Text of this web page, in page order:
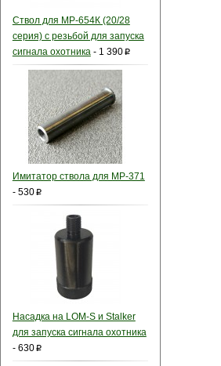
Ствол для МР-654К (20/28
серия) с резьбой для запуска
сигнала охотника- 1 390p
Имитатор ствола для МР-371
- 530p
Насадка на LOM-S и Stalker
для запуска сигнала охотника
- 630p